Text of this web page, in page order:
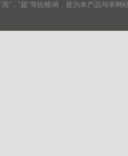
高”，“超”等比较词，皆为本产品与本网